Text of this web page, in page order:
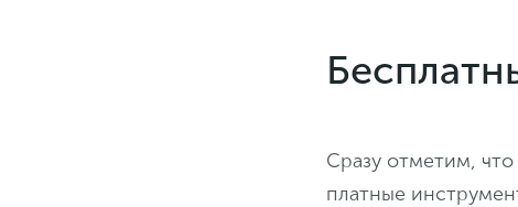
Сразу отметим,
платные